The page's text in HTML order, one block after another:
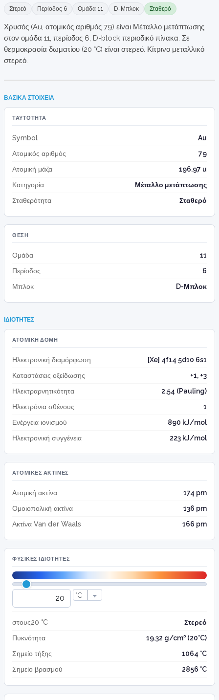
Στερεό Περίοδος 6 Ομάδα 11 D-Μπλοκ Σταθερό
Χρυσός (Au, ατομικός αριθμός 79) είναι Μέταλλο μετάπτωσης
στον ομάδα 11, περίοδος 6, D-block περιοδικό πίνακα. Σε
θερμοκρασία δωματίου (20 °C) είναι στερεό. Κίτρινο μεταλλικό
στερεό.
ΒΑΣΙΚΆ ΣΤΟΙΧΕΊΑ
ΤΑΥΤΌΤΗΤΑ
Symbol
Au
Ατομικός αριθμός
79
Ατομική μάζα
196.97 u
Κατηγορία
Μέταλλο μετάπτωσης
Σταθερότητα
Σταθερό
ΘΈΣΗ
Ομάδα
11
Περίοδος
6
Μπλοκ
D-Μπλοκ
ΙΔΙΌΤΗΤΕΣ
ΑΤΟΜΙΚΉ ΔΟΜΉ
Ηλεκτρονική διαμόρφωση
[Xe] 4f14 5d10 6s1
Καταστάσεις οξείδωσης
+1, +3
Ηλεκτραρνητικότητα
2.54 (Pauling)
Ηλεκτρόνια σθένους
1
Ενέργεια ιονισμού
890 kJ/mol
Ηλεκτρονική συγγένεια
223 kJ/mol
ΑΤΟΜΙΚΈΣ ΑΚΤΊΝΕΣ
Ατομική ακτίνα
174 pm
Ομοιοπολική ακτίνα
136 pm
Ακτίνα Van der Waals
166 pm
ΦΥΣΙΚΈΣ ΙΔΙΌΤΗΤΕΣ
στους20 °C
Στερεό
Πυκνότητα
19.32 g/cm³ (20°C)
Σημείο τήξης
1064 °C
Σημείο βρασμού
2856 °C